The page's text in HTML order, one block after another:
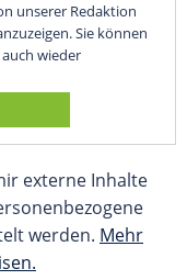
unserer Redaktion
Sie können
wieder
externe Inhalte
werden. Mehr